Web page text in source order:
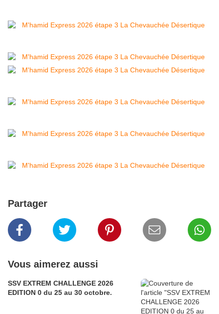
Partager
Vous aimerez aussi
SSV EXTREM CHALLENGE 2026
EDITION 0 du 25 au 30 octobre.